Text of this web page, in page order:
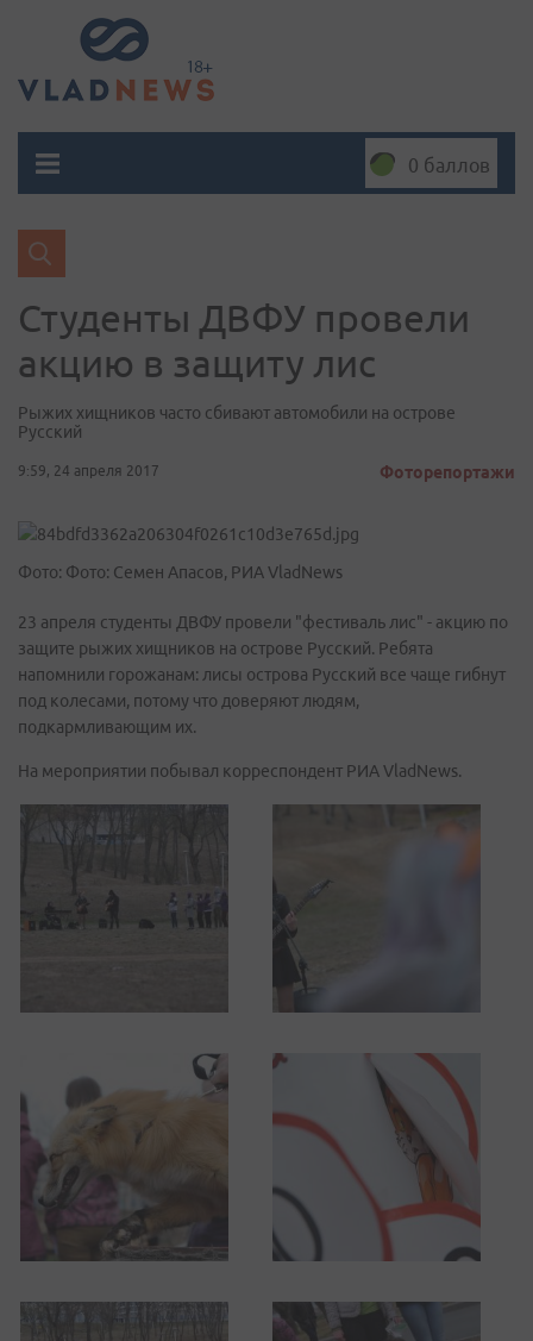
0 баллов
Студенты ДВФУ провели
акцию в защиту лис
Рыжих хищников часто сбивают автомобили на острове
Русский
9:59, 24 апреля 2017 Фоторепортажи
Фото: Фото: Семен Апасов, РИА VladNews
23 апреля студенты ДВФУ провели "фестиваль лис" - акцию по
защите рыжих хищников на острове Русский. Ребята
напомнили горожанам: лисы острова Русский все чаще гибнут
под колесами, потому что доверяют людям,
подкармливающим их.
На мероприятии побывал корреспондент РИА VladNews.